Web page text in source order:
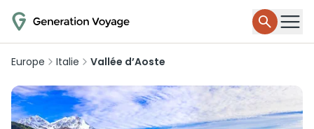
Europe Italie Vallée d’Aoste